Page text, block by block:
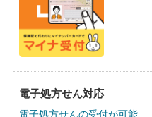
電子処方せん対応
電子処方せんの受付が可能